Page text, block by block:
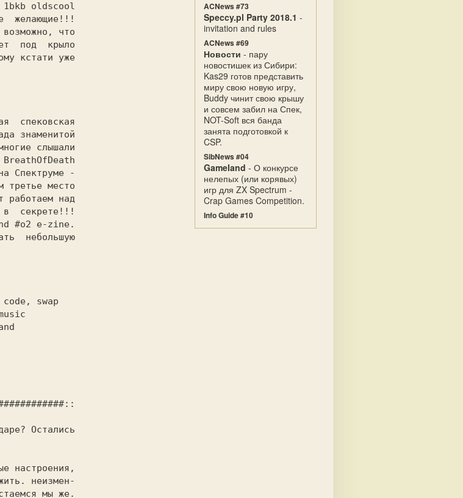
1bkb oldscool
желающие!!!
что
под  крыло
кстати уже
=)
знаменитой
слышали
Спектруме -
третье место
над
в  секрете!!!
#о2 е-zine.
небольшую
году!!!
swap
music
and
Остались
настроения,
ACNews #73
Speccy.pl Party 2018.1 -
invitation and rules
ACNews #69
Новости - пару
новостишек из Сибири:
Kas29 готов представить
миру свою новую игру,
Buddy чинит свою крышу
и совсем забил на Спек,
NOT-Soft вся банда
занята подготовкой к
CSP.
SibNews #04
Gameland - О конкурсе
нелепых (или корявых)
игр для ZX Spectrum -
Crap Games Competition.
Info Guide #10